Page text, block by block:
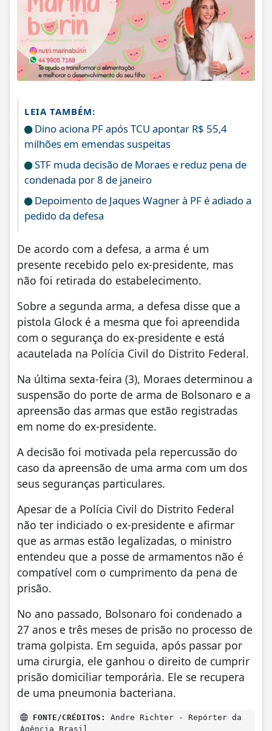
LEIA TAMBÉM:
Dino aciona PF após TCU apontar R$ 55,4
milhões em emendas suspeitas
STF muda decisão de Moraes e reduz pena de
condenada por 8 de janeiro
Depoimento de Jaques Wagner à PF é adiado a
pedido da defesa
De acordo com a defesa, a arma é um
presente recebido pelo ex-presidente, mas
não foi retirada do estabelecimento.
Sobre a segunda arma, a defesa disse que a
pistola Glock é a mesma que foi apreendida
com o segurança do ex-presidente e está
acautelada na Polícia Civil do Distrito Federal.
Na última sexta-feira (3), Moraes determinou a
suspensão do porte de arma de Bolsonaro e a
apreensão das armas que estão registradas
em nome do ex-presidente.
A decisão foi motivada pela repercussão do
caso da apreensão de uma arma com um dos
seus seguranças particulares.
Apesar de a Polícia Civil do Distrito Federal
não ter indiciado o ex-presidente e afirmar
que as armas estão legalizadas, o ministro
entendeu que a posse de armamentos não é
compatível com o cumprimento da pena de
prisão.
No ano passado, Bolsonaro foi condenado a
27 anos e três meses de prisão no processo de
trama golpista. Em seguida, após passar por
uma cirurgia, ele ganhou o direito de cumprir
prisão domiciliar temporária. Ele se recupera
de uma pneumonia bacteriana.
FONTE/CRÉDITOS:
Andre Richter - Repórter da
Agência Brasil